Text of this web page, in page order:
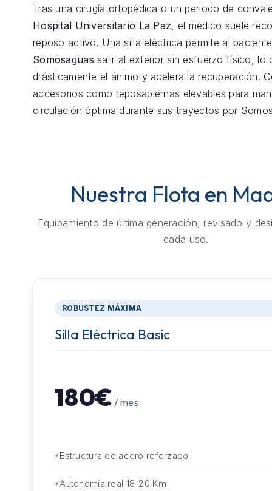
Tras una cirugía ortopédica o un periodo de
Hospital Universitario La Paz, el médico suele
reposo activo. Una silla eléctrica permite al
Somosaguas salir al exterior sin esfuerzo físico, lo
drásticamente el ánimo y acelera la recuperación.
accesorios como reposapiernas elevables para
circulación óptima durante sus trayectos por
Nuestra Flota en
Equipamiento de última generación, revisado y
cada uso.
ROBUSTEZ MÁXIMA
Silla Eléctrica Basic
180€ / mes
Estructura de acero reforzado
Autonomía real 18-20 Km